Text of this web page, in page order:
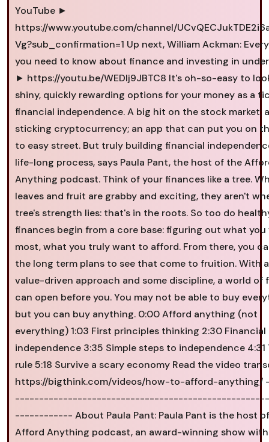
YouTube ►
https://www.youtube.com/channel/
Vg?sub_confirmation=1 Up next, William Ackman:
you need to know about finance and investing in
► https://youtu.be/WEDIj9JBTC8 It's oh-so-easy to
shiny, quickly rewarding options for your money as a
financial independence. A big hit on the stock market;
sticking cryptocurrency; an app that can put you on
to easy street. But truly building financial
life-long process, says Paula Pant, the host of the
Anything podcast. Think of your finances like a tree.
leaves and fruit are grabby and exciting, they aren't
tree's strength lies: that's in the roots. So too do
finances begin from a core base: figuring out what you
most, what you truly want to afford. From there, you
the long term plans to see that come to fruition. With
value-driven approach and some discipline, a world of
can open before you. You may not be able to buy
but you can buy anything. 0:00 Afford anything (not
everything) 1:03 First principles thinking 2:30 Financial
independence 3:35 Simple steps to independence 4:31
rule 5:18 Survive a scary economy Read the video
https://bigthink.com/videos/how-to-afford-
------------ About Paula Pant: Paula Pant is the host
Afford Anything podcast, an award-winning show